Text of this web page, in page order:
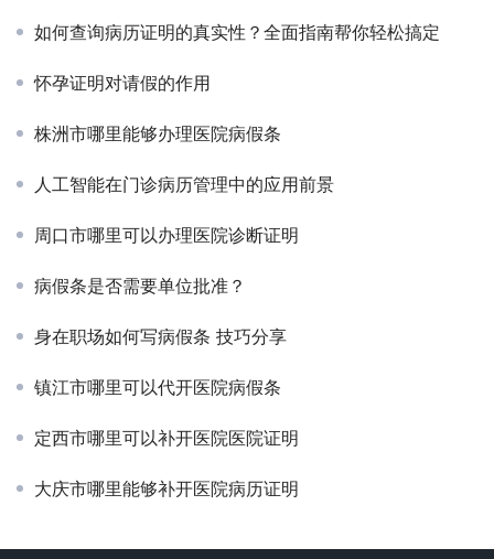
如何查询病历证明的真实性？全面指南帮你轻松搞定
怀孕证明对请假的作用
株洲市哪里能够办理医院病假条
人工智能在门诊病历管理中的应用前景
周口市哪里可以办理医院诊断证明
病假条是否需要单位批准？
身在职场如何写病假条 技巧分享
镇江市哪里可以代开医院病假条
定西市哪里可以补开医院医院证明
大庆市哪里能够补开医院病历证明